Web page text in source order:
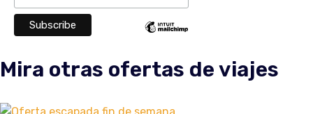
Mira otras ofertas de viajes